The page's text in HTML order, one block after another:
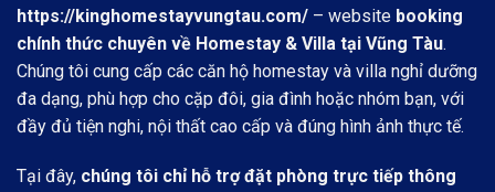
https://kinghomestayvungtau.com/ – website booking
chính thức chuyên về Homestay & Villa tại Vũng Tàu.
Chúng tôi cung cấp các căn hộ homestay và villa nghỉ dưỡng
đa dạng, phù hợp cho cặp đôi, gia đình hoặc nhóm bạn, với
đầy đủ tiện nghi, nội thất cao cấp và đúng hình ảnh thực tế.
Tại đây, chúng tôi chỉ hỗ trợ đặt phòng trực tiếp thông